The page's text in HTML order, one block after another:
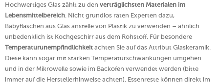
Hochwertiges Glas zählt zu den verträglichsten Materialen im
Lebensmittelbereich . Nicht grundlos raten Experten dazu,
Babyflaschen aus Glas anstelle von Plastik zu verwenden – ähnlich
unbedenklich ist Kochgeschirr aus dem Rohstoff. Für besondere
Temperaturunempfindlichkeit achten Sie auf das Attribut Glaskeramik.
Diese kann sogar mit starken Temperaturschwankungen umgehen
und in der Mikrowelle sowie im Backofen verwendet werden (bitte
immer auf die Herstellerhinweise achten). Essenreste können direkt im